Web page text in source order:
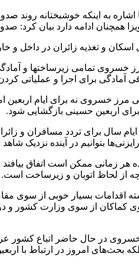
دفاتر 12گانه، سرکنسولگری‌های مراکز کرمانشاه، خوزستان،
و تغذیه زائران در داخل
خسروی تمامی زیرساختها و
برای اجرا و عملیاتی
مرز خسروی نه برای ایام
اربعین حسینی بازگشایی شود.
سال برای تردد مسافران و
بتوانیم در آینده نزدیک
هر زمانی ممکن است
چه از لحاظ اتوبان و زیرساخت است.
اقدامات بسیار خوبی از سوی
کماکان از سوی وزارت کشور
خسروی در حال حاضر اتباع کشور
بحث‌های امروز در ارتباط با